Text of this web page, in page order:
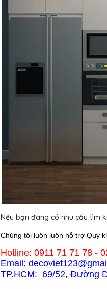
Nếu bạn đang có nhu cầu tìm
Chúng tôi luôn luôn hỗ trợ Quý
Hotline: 0911 71 71 78 -
Email:
TP.HCM: 69/52, Đường